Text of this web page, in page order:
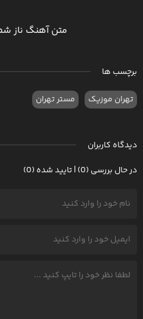
متن آهنگ ناز
برچسب ها
تهران موزیک مستر تهران
دیدگاه کاربران
در حال بررسی (0) | تایید شده (0)